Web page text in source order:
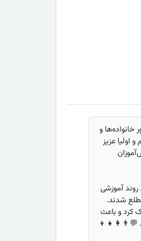
حضور خانواده‌ها و
اولیا عزیز
آموزشی
شدند.
کرد و باعث
💬👨‍👩‍👧‍👦